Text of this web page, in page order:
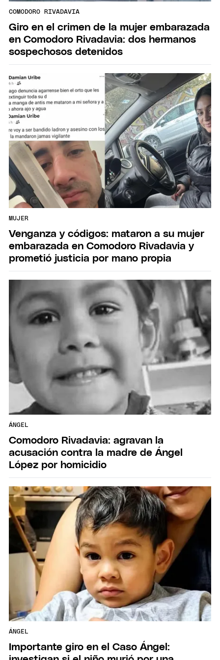
COMODORO RIVADAVIA
Giro en el crimen de la mujer embarazada
en Comodoro Rivadavia: dos hermanos
sospechosos detenidos
MUJER
Venganza y códigos: mataron a su mujer
embarazada en Comodoro Rivadavia y
prometió justicia por mano propia
ÁNGEL
Comodoro Rivadavia: agravan la
acusación contra la madre de Ángel
López por homicidio
ÁNGEL
Importante giro en el Caso Ángel: